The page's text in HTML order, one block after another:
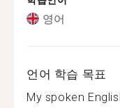
영어
언어 학습 목표
My spoken